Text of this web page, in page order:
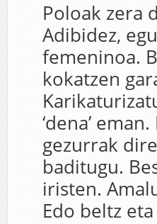
Poloak zera
Adibidez,
femeninoa.
kokatzen
‘dena’
gezurrak
baditugu.
iristen.
Edo beltz